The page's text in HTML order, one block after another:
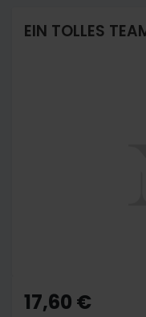
EIN TOLLES
the
beginning
17,60 €